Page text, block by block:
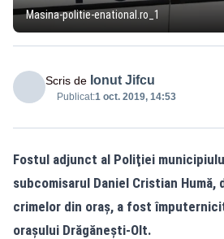
Masina-politie-enational.ro_1
Scris de Ionut Jifcu
Publicat:1 oct. 2019, 14:53
Fostul adjunct al Poliţiei
subcomisarul Daniel Cristian
crimelor din oraş, a fost
oraşului Drăgăneşti-Olt.